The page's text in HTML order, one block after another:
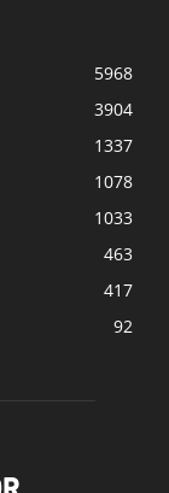
5968
3904
1337
1078
1033
463
417
92